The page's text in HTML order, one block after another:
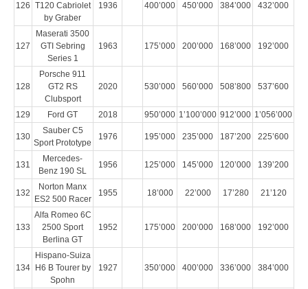
126 T120 Cabriolet
by Graber
1936 400’000 450’000 384’000 432’000
127
Maserati 3500
GTI Sebring
Series 1
1963 175’000 200’000 168’000 192’000
128
Porsche 911
GT2 RS
Clubsport
2020 530’000 560’000 508’800 537’600
129 Ford GT 2018 950’000 1’100’000 912’000 1’056’000
130
Sauber C5
Sport Prototype
1976 195’000 235’000 187’200 225’600
131
Mercedes-
Benz 190 SL
1956 125’000 145’000 120’000 139’200
132
Norton Manx
ES2 500 Racer
1955 18’000 22’000 17’280 21’120
133
Alfa Romeo 6C
2500 Sport
Berlina GT
1952 175’000 200’000 168’000 192’000
134
Hispano-Suiza
H6 B Tourer by
Spohn
1927 350’000 400’000 336’000 384’000